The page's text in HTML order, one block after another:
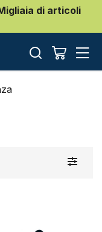
di articoli
Toggle